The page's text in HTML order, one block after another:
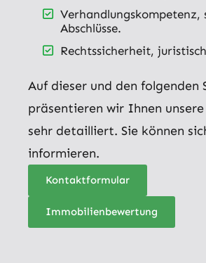
Verhandlungskompetenz,
Abschlüsse.
Rechtssicherheit,
Auf dieser und den folgenden
präsentieren wir Ihnen
sehr detailliert. Sie können
informieren.
Kontaktformular
Immobilienbewertung